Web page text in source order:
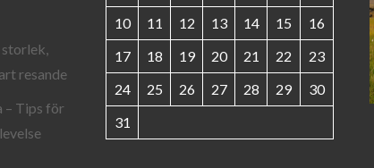
storlek,
resande
– Tips för
10
11 12 13 14 15
16
17
18 19 20 21 22
23
24
25 26 27 28 29
30
31